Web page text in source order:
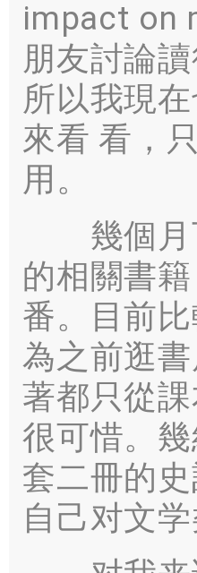
impact on
朋友討論
所以我現
來看 看，
用 。
幾個月
的相關書籍
番。
目前
為之前逛
著都只從課
很可惜。
套二冊的
自己对文